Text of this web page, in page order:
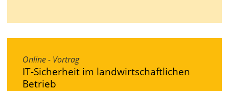
Online - Vortrag
IT-Sicherheit im landwirtschaftlichen
Betrieb